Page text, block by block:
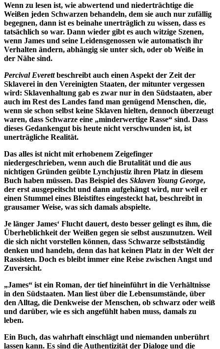
Wenn zu lesen ist, wie abwertend und niederträchtige die
Weißen jeden Schwarzen behandeln, dem sie auch nur zufällig
begegnen, dann ist es beinahe unerträglich zu wissen, dass es
tatsächlich so war. Dann wieder gibt es auch witzige Szenen,
wenn James und seine Leidensgenossen wie automatisch ihr
Verhalten ändern, abhängig sie unter sich, oder ob Weiße in
der Nähe sind.
Percival Everettbeschreibt auch einen Aspekt der Zeit der
Sklaverei in den Vereinigten Staaten, der mitunter vergessen
wird: Sklavenhaltung gab es zwar nur in den Südstaaten, aber
auch im Rest des Landes fand man genügend Menschen, die,
wenn sie schon selbst keine Sklaven hielten, dennoch überzeugt
waren, dass Schwarze eine „minderwertige Rasse“ sind. Dass
dieses Gedankengut bis heute nicht verschwunden ist, ist
unerträgliche Realität.
Das alles ist nicht mit erhobenem Zeigefinger
niedergeschrieben, wenn auch die Brutalität und die aus
nichtigen Gründen geübte Lynchjustiz ihren Platz in diesem
Buch haben müssen. Das Beispiel des Sklaven Young George,
der erst ausgepeitscht und dann aufgehängt wird, nur weil er
einen Stummel eines Bleistiftes eingesteckt hat, beschreibt in
grausamer Weise, was sich damals abspielte.
Je länger James‘ Flucht dauert, desto besser gelingt es ihm, die
Überheblichkeit der Weißen gegen sie selbst auszunutzen. Weil
die sich nicht vorstellen können, dass Schwarze selbstständig
denken und handeln, denn das hat keinen Platz in der Welt der
Rassisten. Doch es bleibt immer eine Reise zwischen Angst und
Zuversicht.
„James“ ist ein Roman, der tief hineinführt in die Verhältnisse
in den Südstaaten. Man liest über die Lebensumstände, über
den Alltag, die Denkweise der Menschen, ob schwarz oder weiß
und darüber, wie es sich angefühlt haben muss, damals zu
leben.
Ein Buch, das wahrhaft einschlägt und niemanden unberührt
lassen kann. Es sind die Authentizität der Dialoge und die